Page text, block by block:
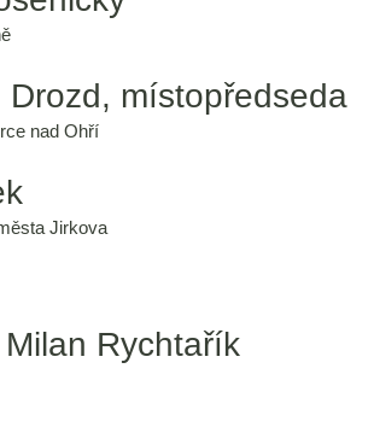
Drozd, místopředseda
nad Ohří
Jirkova
Rychtařík